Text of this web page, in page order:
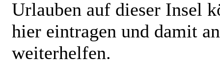
Urlauben auf dieser Insel
hier eintragen und damit
weiterhelfen.